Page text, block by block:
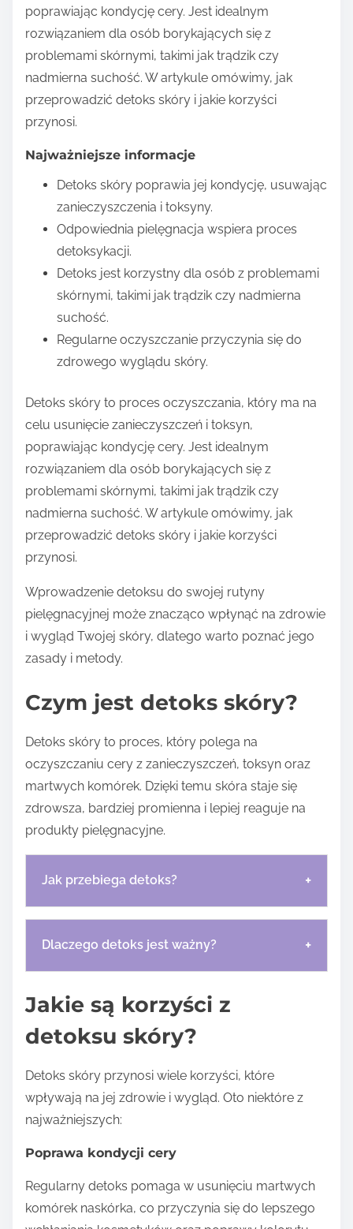
poprawiając kondycję cery. Jest idealnym
rozwiązaniem dla osób borykających się z
problemami skórnymi, takimi jak trądzik czy
nadmierna suchość. W artykule omówimy, jak
przeprowadzić detoks skóry i jakie korzyści
przynosi.
Najważniejsze informacje
Detoks skóry poprawia jej kondycję, usuwając
zanieczyszczenia i toksyny.
Odpowiednia pielęgnacja wspiera proces
detoksykacji.
Detoks jest korzystny dla osób z problemami
skórnymi, takimi jak trądzik czy nadmierna
suchość.
Regularne oczyszczanie przyczynia się do
zdrowego wyglądu skóry.
Detoks skóry to proces oczyszczania, który ma na
celu usunięcie zanieczyszczeń i toksyn,
poprawiając kondycję cery. Jest idealnym
rozwiązaniem dla osób borykających się z
problemami skórnymi, takimi jak trądzik czy
nadmierna suchość. W artykule omówimy, jak
przeprowadzić detoks skóry i jakie korzyści
przynosi.
Wprowadzenie detoksu do swojej rutyny
pielęgnacyjnej może znacząco wpłynąć na zdrowie
i wygląd Twojej skóry, dlatego warto poznać jego
zasady i metody.
Czym jest detoks skóry?
Detoks skóry to proces, który polega na
oczyszczaniu cery z zanieczyszczeń, toksyn oraz
martwych komórek. Dzięki temu skóra staje się
zdrowsza, bardziej promienna i lepiej reaguje na
produkty pielęgnacyjne.
Jak przebiega detoks? +
Dlaczego detoks jest ważny? +
Jakie są korzyści z
detoksu skóry?
Detoks skóry przynosi wiele korzyści, które
wpływają na jej zdrowie i wygląd. Oto niektóre z
najważniejszych:
Poprawa kondycji cery
Regularny detoks pomaga w usunięciu martwych
komórek naskórka, co przyczynia się do lepszego